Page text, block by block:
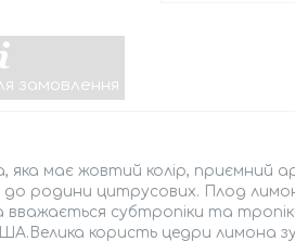
замовлення
яка має жовтий колір, приємний
до родини цитрусових. Плод
субтропіки та
користь цедри лимона